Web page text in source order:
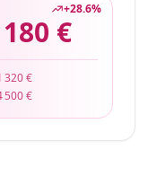
+28.6%
€
320 €
500 €